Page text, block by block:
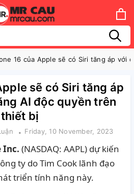
16 của Apple sẽ có Siri tăng áp với
sẽ có Siri tăng áp
AI độc quyền trên
thiết bị
Friday, 10 November, 2023
Inc. (NASDAQ: AAPL) dự kiến ​​
ty do Tim Cook lãnh đạo
triển tính năng này.